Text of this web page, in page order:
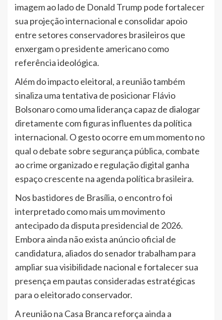
imagem ao lado de Donald Trump pode fortalecer
sua projeção internacional e consolidar apoio
entre setores conservadores brasileiros que
enxergam o presidente americano como
referência ideológica.
Além do impacto eleitoral, a reunião também
sinaliza uma tentativa de posicionar Flávio
Bolsonaro como uma liderança capaz de dialogar
diretamente com figuras influentes da política
internacional. O gesto ocorre em um momento no
qual o debate sobre segurança pública, combate
ao crime organizado e regulação digital ganha
espaço crescente na agenda política brasileira.
Nos bastidores de Brasília, o encontro foi
interpretado como mais um movimento
antecipado da disputa presidencial de 2026.
Embora ainda não exista anúncio oficial de
candidatura, aliados do senador trabalham para
ampliar sua visibilidade nacional e fortalecer sua
presença em pautas consideradas estratégicas
para o eleitorado conservador.
A reunião na Casa Branca reforça ainda a